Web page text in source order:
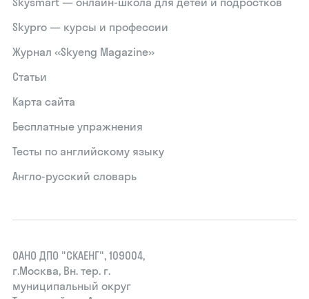
Skypro — курсы и профессии
Журнал «Skyeng Magazine»
Статьи
Карта сайта
Бесплатные упражнения
Тесты по английскому языку
Англо-русский словарь
ОАНО ДПО "СКАЕНГ", 109004,
г.Москва, Вн. тер. г.
муниципальный округ